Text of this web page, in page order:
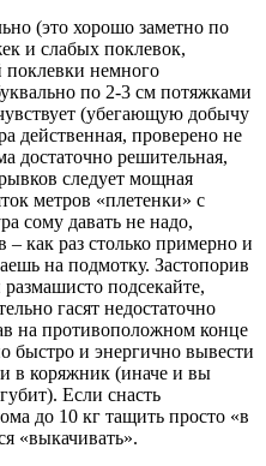
(это хорошо заметно по
и слабых поклевок,
поклевки немного
по 2-3 см потяжками
(убегающую добычу
действенная, проверено не
достаточно решительная,
следует мощная
метров «плетенки» с
сому давать не надо,
как раз столько примерно и
на подмотку. Застопорив
подсекайте,
гасят недостаточно
на противоположном конце
быстро и энергично вывести
в коряжник (иначе и вы
Если снасть
до 10 кг тащить просто «в
«выкачивать».